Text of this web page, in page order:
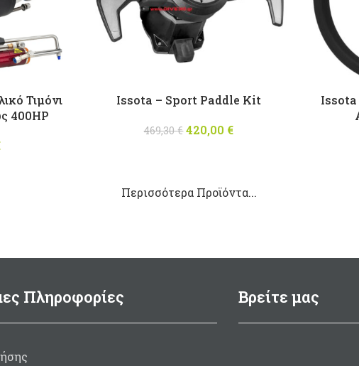
Τιμόνι
400HP
Issota – Sport Paddle Kit
469,30€
Original price
420,00 €
420,00 €.
Issota
Περισσότερα Προϊόντα...
Πληροφορίες Βρείτε μας